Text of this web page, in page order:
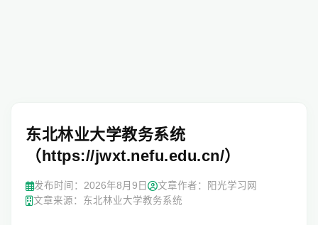
东北林业大学教务系统
（https://jwxt.nefu.edu.cn/）
发布时间： 2026年8月9日
文章作者：阳光学习网
文章来源：东北林业大学教务系统